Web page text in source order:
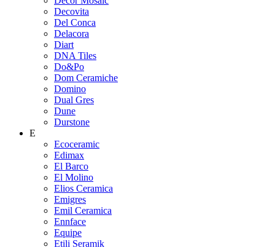
Decovita
Del Conca
Delacora
Diart
DNA Tiles
Do&Po
Dom Ceramiche
Domino
Dual Gres
Dune
Durstone
E
Ecoceramic
Edimax
El Barco
El Molino
Elios Ceramica
Emigres
Emil Ceramica
Ennface
Equipe
Etili Seramik